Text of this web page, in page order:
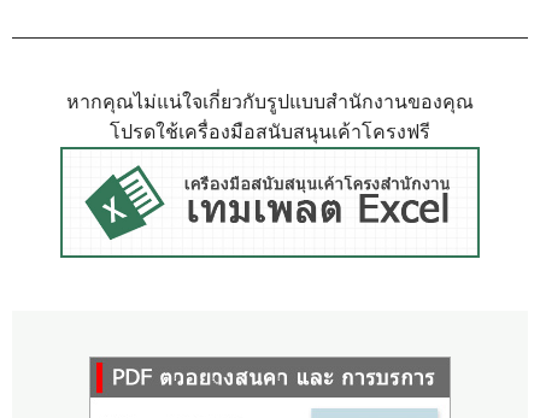
หากคุณไม่แน่ใจเกี่ยวกับรูปแบบสำนักงานของคุณ
โปรดใช้เครื่องมือสนับสนุนเค้าโครงฟรี